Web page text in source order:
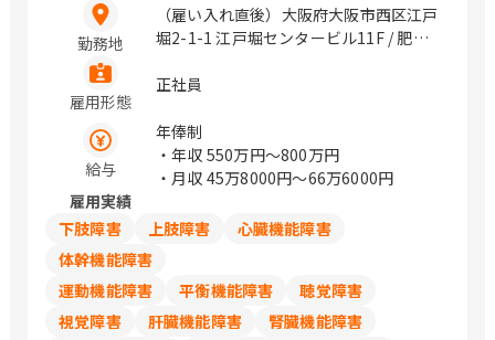
勤務地
（雇い入れ直後）大阪府大阪市西区江戸
堀2-1-1 江戸堀センタービル11F / 肥後
雇用形態
正社員
給与
年俸制
・年収 550万円〜800万円
・月収 45万8000円〜66万6000円
雇用実績
下肢障害
上肢障害
心臓機能障害
体幹機能障害
運動機能障害
平衡機能障害
聴覚障害
視覚障害
肝臓機能障害
腎臓機能障害